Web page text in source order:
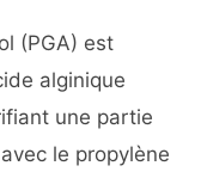
(PGA) est
alginique
une partie
le propylène